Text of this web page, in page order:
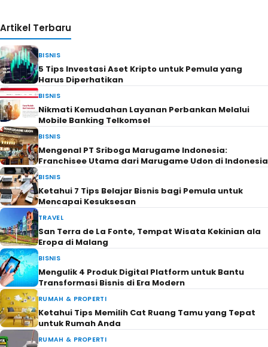
Artikel Terbaru
BISNIS
5 Tips Investasi Aset Kripto untuk Pemula yang
Harus Diperhatikan
BISNIS
Nikmati Kemudahan Layanan Perbankan Melalui
Mobile Banking Telkomsel
BISNIS
Mengenal PT Sriboga Marugame Indonesia:
Franchisee Utama dari Marugame Udon di Indonesia
BISNIS
Ketahui 7 Tips Belajar Bisnis bagi Pemula untuk
Mencapai Kesuksesan
TRAVEL
San Terra de La Fonte, Tempat Wisata Kekinian ala
Eropa di Malang
BISNIS
Mengulik 4 Produk Digital Platform untuk Bantu
Transformasi Bisnis di Era Modern
RUMAH & PROPERTI
Ketahui Tips Memilih Cat Ruang Tamu yang Tepat
untuk Rumah Anda
RUMAH & PROPERTI